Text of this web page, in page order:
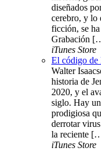
diseñados
cerebro, y lo
ficción, se
Grabación
iTunes Store
El código de
Walter
historia de
2020, y el
siglo. Hay
prodigiosa
derrotar
la reciente
iTunes Store